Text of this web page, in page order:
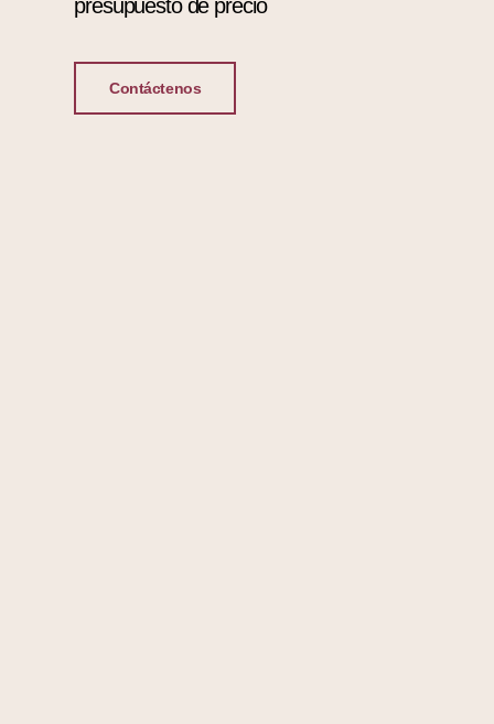
presupuesto de precio
Contáctenos